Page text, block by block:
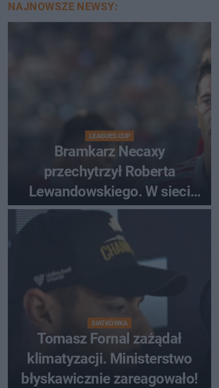
NAJNOWSZE NEWSY:
LEAGUES CUP
Bramkarz Necaxy
przechytrzył Roberta
Lewandowskiego. W sieci
krąży wideo z tego pojedynku
SIATKÓWKA
Tomasz Fornal zażądał
klimatyzacji. Ministerstwo
błyskawicznie zareagowało!